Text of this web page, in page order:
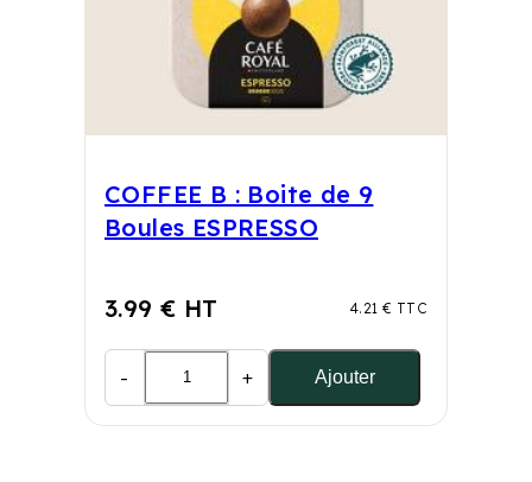
COFFEE B : Boite de 9
Boules ESPRESSO
3.99 € HT 4.21 € TTC
- + Ajouter